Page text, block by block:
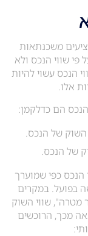
משכנתאות
פי שווי הנכס ולא
הנכס עשוי להיות
אלו.
הנכס הם כדלקמן:
הנכס כפי שמוערך
בפועל. במקרים
מטרה", שווי השוק
מכך, הרוכשים